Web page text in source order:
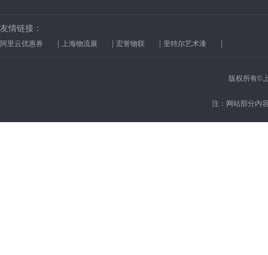
友情链接：
阿里云优惠券 上海物流展 宏誉物联 里特尔艺术漆
版权所有©
注：网站部分内